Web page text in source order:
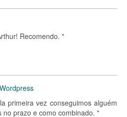
Recomendo. "
primeira vez conseguimos alguém
prazo e como combinado. "